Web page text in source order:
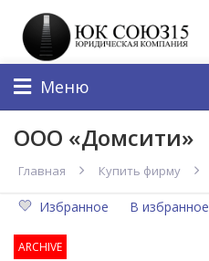
Меню
ООО «Домсити»
Главная Купить фирму
Избранное В избранное
ARCHIVE